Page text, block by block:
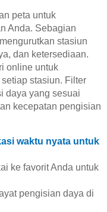
peta untuk
Anda. Sebagian
stasiun
dan ketersediaan.
online untuk
stasiun. Filter
daya yang sesuai
kecepatan pengisian
waktu nyata untuk
ke favorit Anda untuk
pengisian daya di